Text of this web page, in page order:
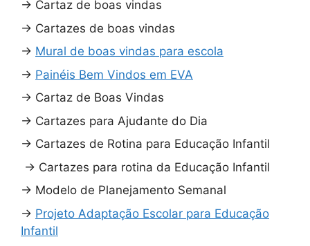
→ Cartaz de boas vindas
→ Cartazes de boas vindas
→ Mural de boas vindas para escola
→ Painéis Bem Vindos em EVA
→ Cartaz de Boas Vindas
→ Cartazes para Ajudante do Dia
→ Cartazes de Rotina para Educação Infantil
→ Cartazes para rotina da Educação Infantil
→ Modelo de Planejamento Semanal
→ Projeto Adaptação Escolar para Educação
Infantil